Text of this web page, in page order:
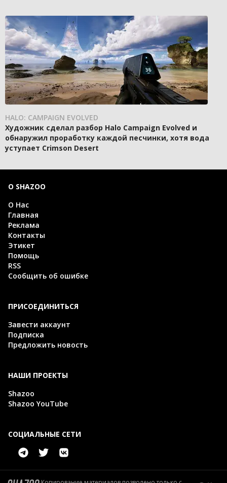
HALO: CAMPAIGN EVOLVED
Художник сделал разбор Halo Campaign Evolved и
обнаружил проработку каждой песчинки, хотя вода
уступает Crimson Desert
О SHAZOO
О Нас
Главная
Реклама
Контакты
Этикет
Помощь
RSS
Сообщить об ошибке
ПРИСОЕДИНИТЬСЯ
Завести аккаунт
Подписка
Предложить новость
НАШИ ПРОЕКТЫ
Shazoo
Shazoo YouTube
СОЦИАЛЬНЫЕ СЕТИ